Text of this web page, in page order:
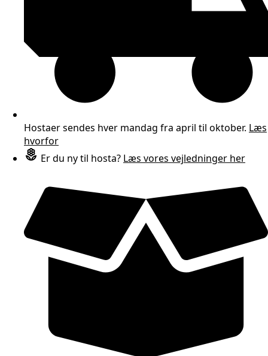
Hostaer sendes hver mandag fra april til oktober. Læs
hvorfor
Er du ny til hosta? Læs vores vejledninger her